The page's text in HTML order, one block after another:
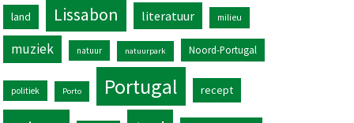
land Lissabon literatuur milieu
muziek natuur natuurpark Noord-Portugal
politiek Porto Portugal recept